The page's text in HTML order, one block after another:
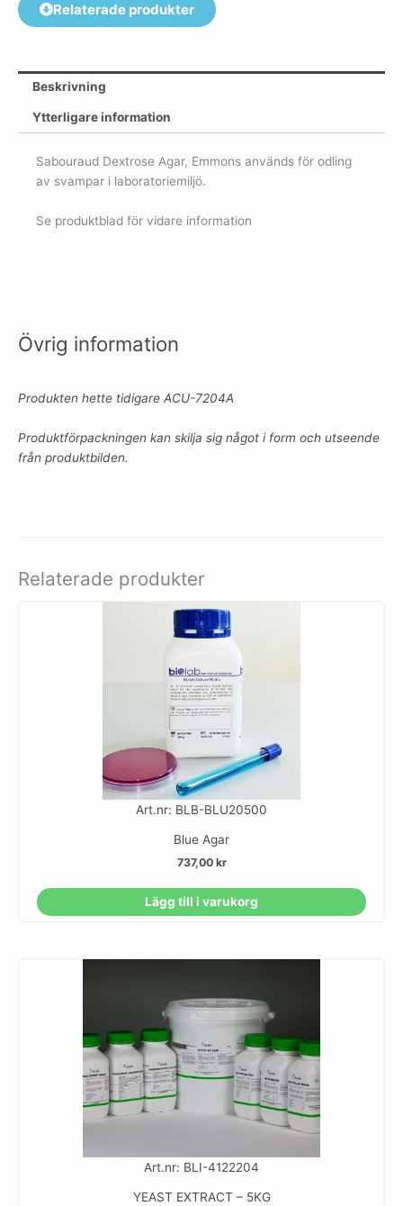
Relaterade produkter
Beskrivning
Ytterligare information
Sabouraud Dextrose Agar, Emmons används för odling
av svampar i laboratoriemiljö.
Se produktblad för vidare information
Övrig information
Produkten hette tidigare ACU-7204A
Produktförpackningen kan skilja sig något i form och utseende
från produktbilden.
Relaterade produkter
Art.nr: BLB-BLU20500
Blue Agar
737,00 kr
Lägg till i varukorg
Art.nr: BLI-4122204
YEAST EXTRACT – 5KG